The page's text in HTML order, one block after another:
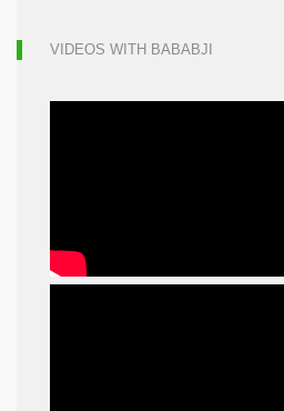
VIDEOS WITH BABABJI